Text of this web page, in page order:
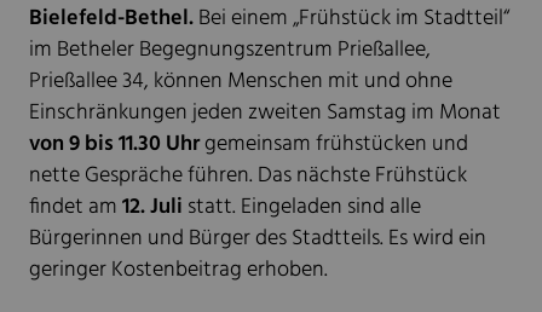
Bielefeld-Bethel.Bei einem „Frühstück im Stadtteil“
im Betheler Begegnungszentrum Prießallee,
Prießallee 34, können Menschen mit und ohne
Einschränkungen jeden zweiten Samstag im Monat
von 9 bis 11.30 Uhrgemeinsam frühstücken und
nette Gespräche führen. Das nächste Frühstück
findet am12. Juli statt. Eingeladen sind alle
Bürgerinnen und Bürger des Stadtteils. Es wird ein
geringer Kostenbeitrag erhoben.